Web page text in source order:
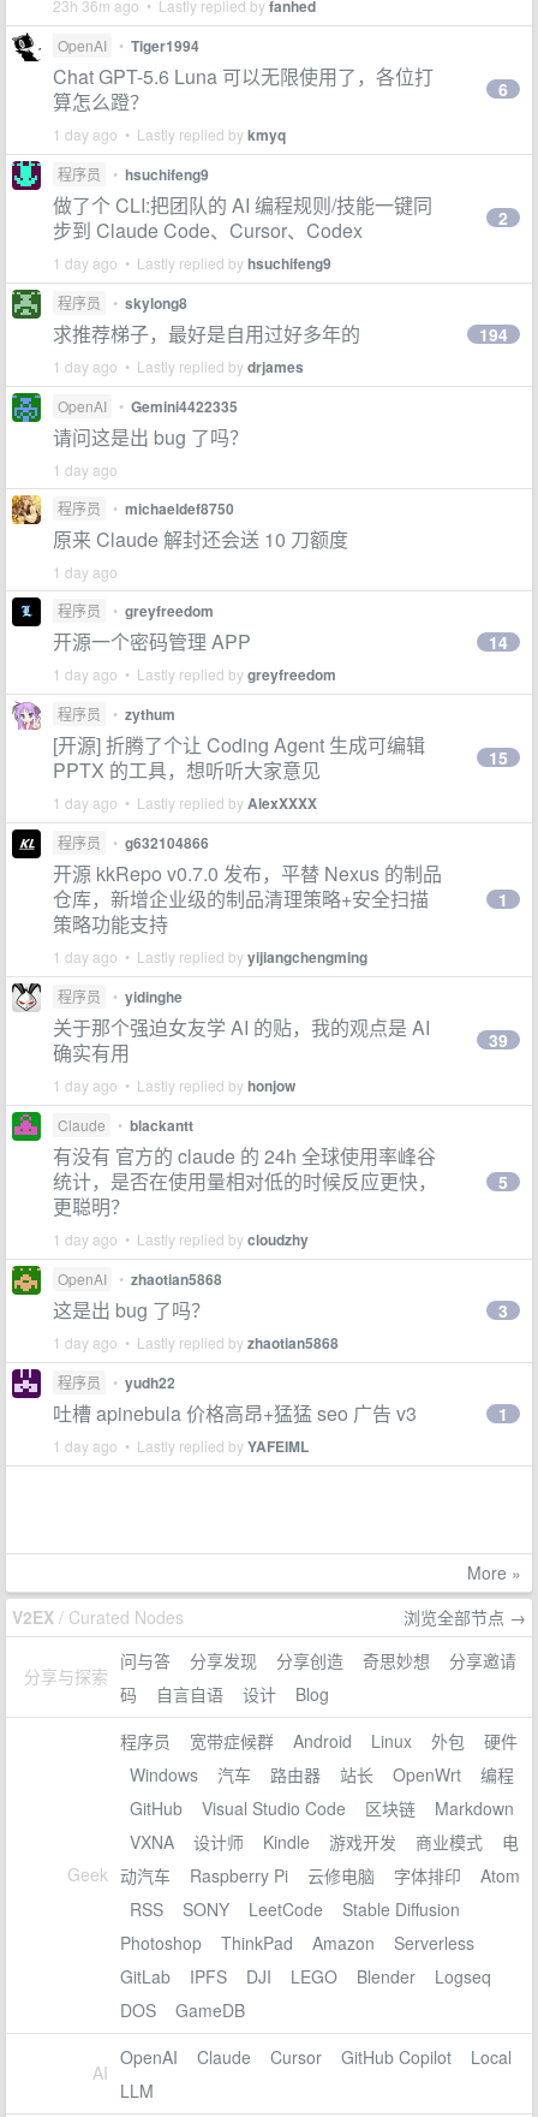
23h 36m ago • Lastly replied byfanhed
OpenAI • Tiger1994
Chat GPT-5.6 Luna 可以无限使用了，各位打
算怎么蹬？
1 day ago • Lastly replied bykmyq
6
程序员 • hsuchifeng9
做了个 CLI:把团队的 AI 编程规则/技能一键同
步到 Claude Code、Cursor、Codex
1 day ago • Lastly replied byhsuchifeng9
2
程序员 • skylong8
求推荐梯子，最好是自用过好多年的
1 day ago • Lastly replied bydrjames
194
OpenAI • Gemini4422335
请问这是出 bug 了吗？
1 day ago
程序员
• michaeldef8750
原来 Claude 解封还会送 10 刀额度
1 day ago
程序员
• greyfreedom
开源一个密码管理 APP
1 day ago • Lastly replied bygreyfreedom
14
程序员 • zythum
[开源] 折腾了个让 Coding Agent 生成可编辑
PPTX 的工具，想听听大家意见
1 day ago • Lastly replied byAlexXXXX
15
程序员 • g632104866
开源 kkRepo v0.7.0 发布，平替 Nexus 的制品
仓库，新增企业级的制品清理策略+安全扫描
策略功能支持
1 day ago • Lastly replied byyijiangchengming
1
程序员 • yidinghe
关于那个强迫女友学 AI 的贴，我的观点是 AI
确实有用
1 day ago • Lastly replied byhonjow
39
Claude • blackantt
有没有 官方的 claude 的 24h 全球使用率峰谷
统计，是否在使用量相对低的时候反应更快，
更聪明？
1 day ago • Lastly replied bycloudzhy
5
OpenAI • zhaotian5868
这是出 bug 了吗？
1 day ago • Lastly replied byzhaotian5868
3
程序员 • yudh22
吐槽 apinebula 价格高昂+猛猛 seo 广告 v3
1 day ago • Lastly replied byYAFEIML
1
More »
V2EX / Curated Nodes 浏览全部节点 →
分享与探索
问与答 分享发现 分享创造 奇思妙想
分享邀请
码
自言自语 设计 Blog
Geek
程序员 宽带症候群 Android Linux 外包
硬件
Windows
汽车 路由器 站长 OpenWrt
编程
GitHub
Visual Studio Code 区块链
Markdown
VXNA
设计师 Kindle 游戏开发 商业模式
电
动汽车
Raspberry Pi 云修电脑 字体排印
Atom
RSS
SONY LeetCode
Stable Diffusion
Photoshop
ThinkPad Amazon
Serverless
GitLab
IPFS DJI LEGO Blender
Logseq
DOS
GameDB
AI
OpenAI Claude Cursor GitHub Copilot
Local
LLM